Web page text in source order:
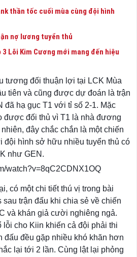
thần tốc cuối mùa cùng đội hình
nợ lương tuyển thủ
3 Lõi Kim Cương mới mang đến hiệu
tương đối thuận lợi tại LCK Mùa
tiên và cũng được dự đoán là trận
đã hạ gục T1 với tỉ số 2-1. Mặc
được đối thủ vì T1 là nhà đương
đây chắc chắn là một chiến
đội hình sở hữu nhiều tuyển thủ có
như GEN.
watch?v=8qC2CDNX1OQ
có một chi tiết thú vị trong bài
sau trận đấu khi chia sẻ về chiến
và khán giả cười nghiêng ngả.
lỗi cho Kiin khiến cả đội phải thi
đấu đều gặp nhiều khó khăn hơn
lại tới 2 lần. Cùng lật lại phỏng